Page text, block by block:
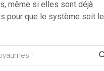
même si elles sont déjà
pour que le système soit le